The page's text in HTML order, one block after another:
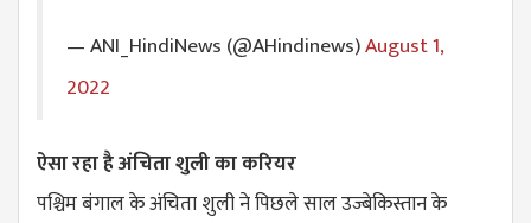
— ANI_HindiNews (@AHindinews)August 1,
2022
ऐसा रहा है अंचिता शुली का करियर
पश्चिम बंगाल के अंचिता शुली ने पिछले साल उज्बेकिस्तान के